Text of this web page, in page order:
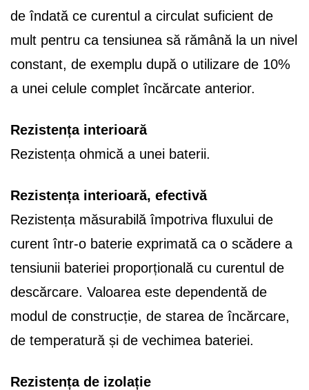
de îndată ce curentul a circulat suficient de
mult pentru ca tensiunea să rămână la un nivel
constant, de exemplu după o utilizare de 10%
a unei celule complet încărcate anterior.
Rezistența interioară
Rezistența ohmică a unei baterii.
Rezistența interioară, efectivă
Rezistența măsurabilă împotriva fluxului de
curent într-o baterie exprimată ca o scădere a
tensiunii bateriei proporțională cu curentul de
descărcare. Valoarea este dependentă de
modul de construcție, de starea de încărcare,
de temperatură și de vechimea bateriei.
Rezistența de izolație